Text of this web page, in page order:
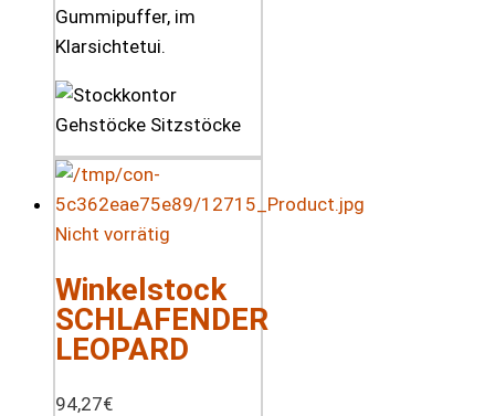
Gummipuffer, im
Klarsichtetui.
Nicht vorrätig
Winkelstock
SCHLAFENDER
LEOPARD
94,27€